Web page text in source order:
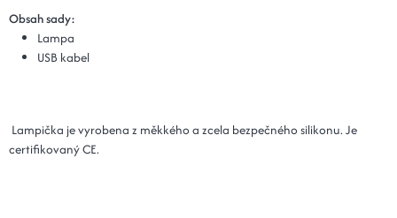
Obsah sady:
Lampa
USB kabel
Lampička je vyrobena z měkkého a zcela bezpečného silikonu. Je
certifikovaný CE.